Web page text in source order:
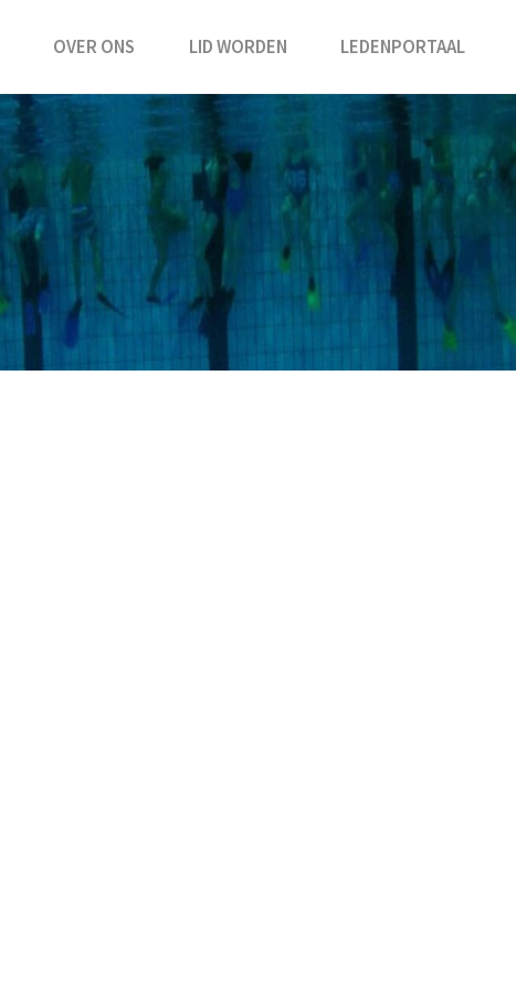
OVER ONS LID WORDEN LEDENPORTAAL